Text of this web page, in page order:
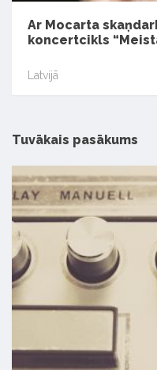
Ar Mocarta
koncertcikls
Latvijā
Tuvākais pasākums